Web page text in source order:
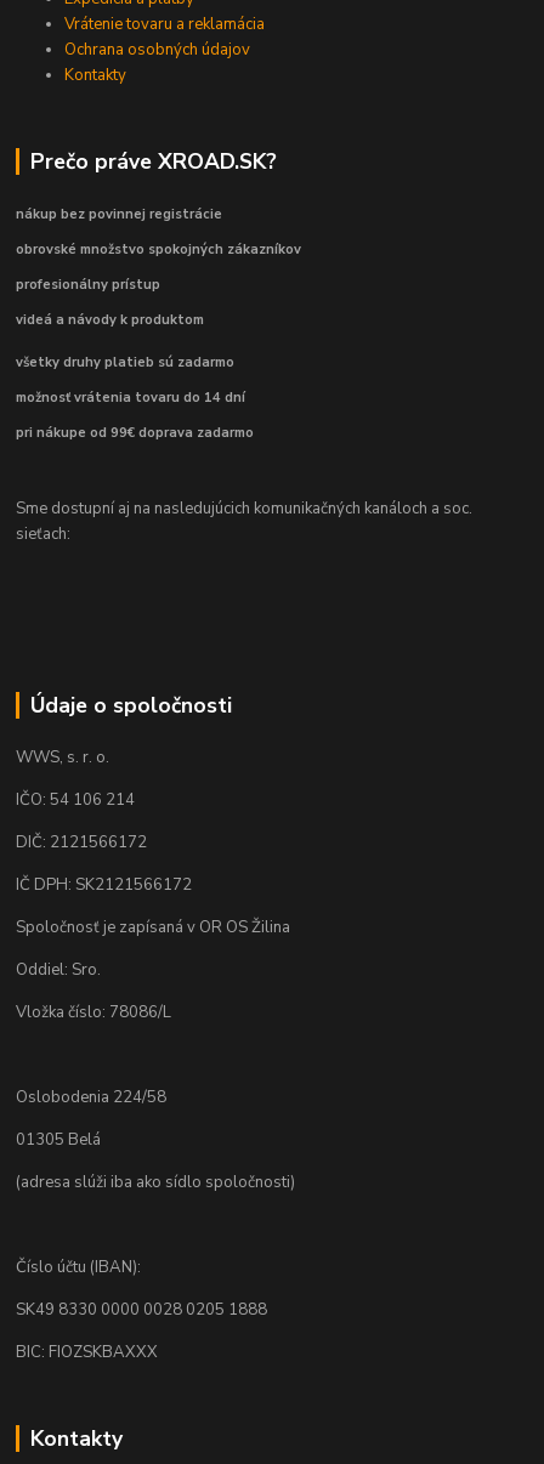
Vrátenie tovaru a reklamácia
Ochrana osobných údajov
Kontakty
Prečo práve XROAD.SK?
nákup bez povinnej registrácie
obrovské množstvo spokojných zákazníkov
profesionálny prístup
videá a návody k produktom
všetky druhy platieb sú zadarmo
možnosť vrátenia tovaru do 14 dní
pri nákupe od 99€ doprava zadarmo
Sme dostupní aj na nasledujúcich komunikačných kanáloch a soc.
sieťach:
Údaje o spoločnosti
WWS, s. r. o.
IČO: 54 106 214
DIČ: 2121566172
IČ DPH: SK2121566172
Spoločnosť je zapísaná v OR OS Žilina
Oddiel: Sro.
Vložka číslo: 78086/L
Oslobodenia 224/58
01305 Belá
(adresa slúži iba ako sídlo spoločnosti)
Číslo účtu (IBAN):
SK49 8330 0000 0028 0205 1888
BIC: FIOZSKBAXXX
Kontakty